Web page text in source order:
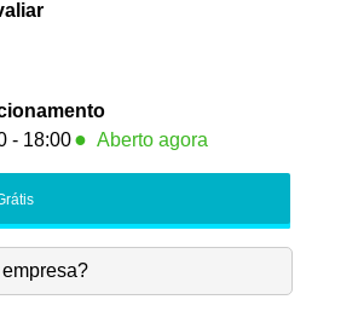
- 18:00 ● Aberto agora
-
-18:00
-18:00 ●